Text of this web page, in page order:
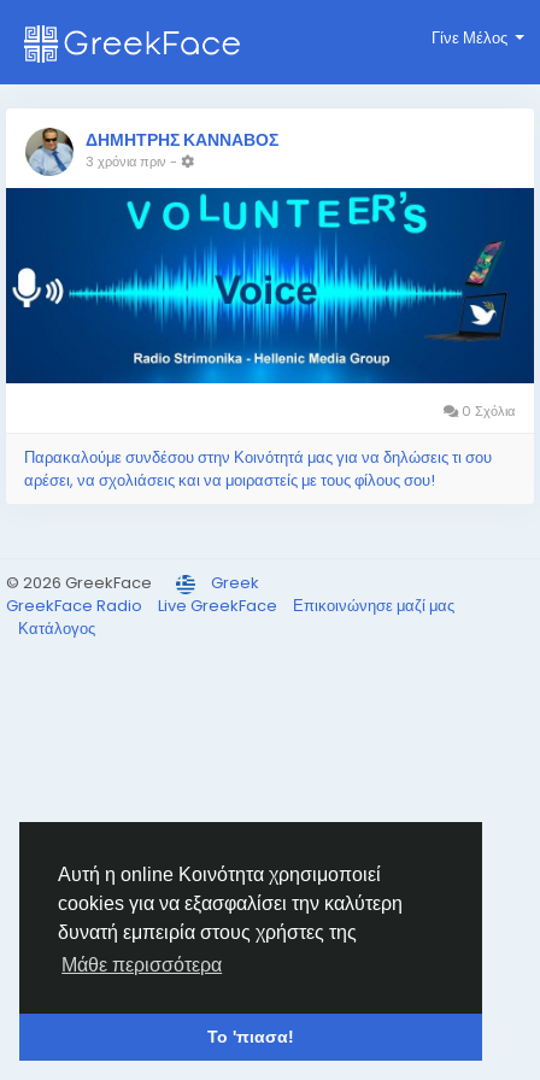
Αυτή η online Κοινότητα χρησιμοποιεί
cookies για να εξασφαλίσει την καλύτερη
δυνατή εμπειρία στους χρήστες της
Μάθε περισσότερα
Το 'πιασα!
Γίνε Μέλος
ΔΗΜΗΤΡΗΣ ΚΑΝΝΑΒΟΣ
3 χρόνια πριν -
0 Σχόλια
Παρακαλούμε συνδέσου στην Κοινότητά μας για να δηλώσεις τι σου
αρέσει, να σχολιάσεις και να μοιραστείς με τους φίλους σου!
© 2026 GreekFace
Greek
GreekFace Radio
Live GreekFace
Επικοινώνησε μαζί μας
Κατάλογος